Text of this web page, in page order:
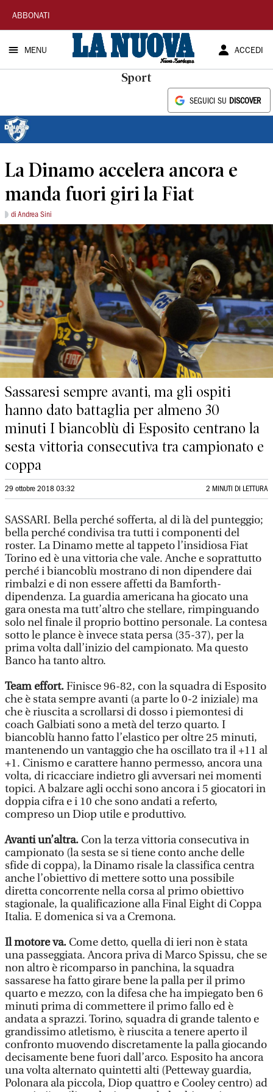
La
Nuova
Sardegna
ABBONATI
MENU ACCEDI
Sport
SEGUICI SU DISCOVER
La Dinamo accelera ancora e
manda fuori giri la Fiat
di Andrea Sini
Sassaresi sempre avanti, ma gli ospiti
hanno dato battaglia per almeno 30
minuti I biancoblù di Esposito centrano la
sesta vittoria consecutiva tra campionato e
coppa
29 ottobre 2018 03:32 2 MINUTI DI LETTURA
SASSARI. Bella perché sofferta, al di là del punteggio;
bella perché condivisa tra tutti i componenti del
roster. La Dinamo mette al tappeto l’insidiosa Fiat
Torino ed è una vittoria che vale. Anche e soprattutto
perché i biancoblù mostrano di non dipendere dai
rimbalzi e di non essere affetti da Bamforth-
dipendenza. La guardia americana ha giocato una
gara onesta ma tutt’altro che stellare, rimpinguando
solo nel finale il proprio bottino personale. La contesa
sotto le plance è invece stata persa (35-37), per la
prima volta dall’inizio del campionato. Ma questo
Banco ha tanto altro.
Team effort.Finisce 96-82, con la squadra di Esposito
che è stata sempre avanti (a parte lo 0-2 iniziale) ma
che è riuscita a scrollarsi di dosso i piemontesi di
coach Galbiati sono a metà del terzo quarto. I
biancoblù hanno fatto l’elastico per oltre 25 minuti,
mantenendo un vantaggio che ha oscillato tra il +11 al
+1. Cinismo e carattere hanno permesso, ancora una
volta, di ricacciare indietro gli avversari nei momenti
topici. A balzare agli occhi sono ancora i 5 giocatori in
doppia cifra e i 10 che sono andati a referto,
compreso un Diop utile e produttivo.
Avanti un’altra. Con la terza vittoria consecutiva in
campionato (la sesta se si tiene conto anche delle
sfide di coppa), la Dinamo risale la classifica centra
anche l’obiettivo di mettere sotto una possibile
diretta concorrente nella corsa al primo obiettivo
stagionale, la qualificazione alla Final Eight di Coppa
Italia. E domenica si va a Cremona.
Il motore va. Come detto, quella di ieri non è stata
una passeggiata. Ancora priva di Marco Spissu, che se
non altro è ricomparso in panchina, la squadra
sassarese ha fatto girare bene la palla per il primo
quarto e mezzo, con la difesa che ha impiegato ben 6
minuti prima di commettere il primo fallo ed è
andata a sprazzi. Torino, squadra di grande talento e
grandissimo atletismo, è riuscita a tenere aperto il
confronto muovendo discretamente la palla giocando
decisamente bene fuori dall’arco. Esposito ha ancora
una volta alternato quintetti alti (Petteway guardia,
Polonara ala piccola, Diop quattro e Cooley centro) ad